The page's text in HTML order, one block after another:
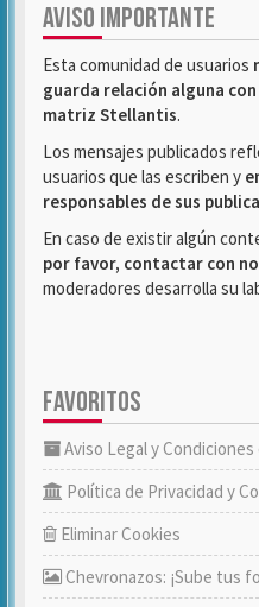
AVISO IMPORTANTE
Esta comunidad de usuarios
guarda relación alguna
matriz Stellantis.
Los mensajes publicados
usuarios que las escriben y
responsables de sus
En caso de existir algún
por favor, contactar con
moderadores desarrolla su
FAVORITOS
Aviso Legal y Condiciones
Política de Privacidad y
Eliminar Cookies
Chevronazos: ¡Sube tus